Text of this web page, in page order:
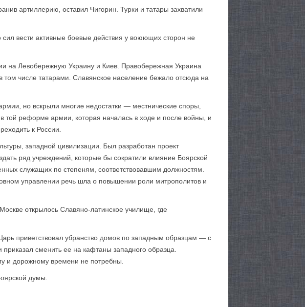
артиллерию, оставил Чигорин. Турки и татары захватили
вести активные боевые действия у воюющих сторон не
на Левобережную Украину и Киев. Правобережная Украина
том числе татарами. Славянское население бежало отсюда на
но вскрыли многие недостатки — местнические споры,
той реформе армии, которая началась в ходе и после войны, и
к России.
западной цивилизации. Был разработан проект
ряд учреждений, которые бы сократили влияние Боярской
служащих по степеням, соответствовавшим должностям.
управлении речь шла о повышении роли митрополитов и
открылось Славяно-латинское училище, где
приветствовал убранство домов по западным образцам — с
сменить ее на кафтаны западного образца.
и дорожному времени не потребны.
думы.